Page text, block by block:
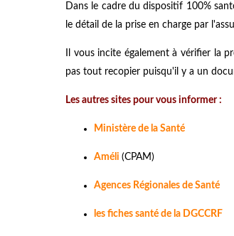
Dans le cadre du dispositif 100%
le détail de la prise en charge par
Il vous incite également à vérifier la
pas tout recopier puisqu'il y a un
Les autres sites pour vous informer :
Ministère de la Santé
Améli (CPAM)
Agences Régionales de Santé
les fiches santé de la DGCCRF